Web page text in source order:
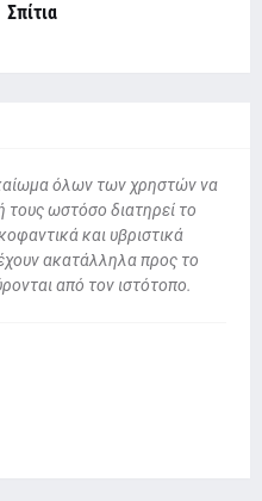
Σπίτια
όλων των χρηστών να
ωστόσο διατηρεί το
και υβριστικά
ακατάλληλα προς το
από τον ιστότοπο.